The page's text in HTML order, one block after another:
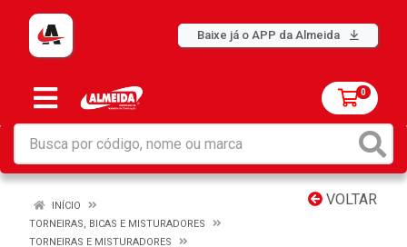
Baixe já o APP da Almeida
0
VOLTAR
INÍCIO
TORNEIRAS, BICAS E MISTURADORES
TORNEIRAS E MISTURADORES